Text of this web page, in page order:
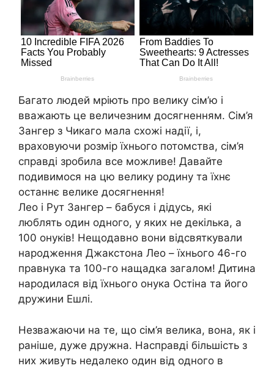
Багато людей мріють про велику сім’ю і
вважають це величезним досягненням. Сім’я
Зангер з Чикаго мала схожі надії, і,
враховуючи розмір їхнього потомства, сім’я
справді зробила все можливе! Давайте
подивимося на цю велику родину та їхнє
останнє велике досягнення!
Лео і Рут Зангер – бабуся і дідусь, які
люблять один одного, у яких не декілька, а
100 онуків! Нещодавно вони відсвяткували
народження Джакстона Лео – їхнього 46-го
правнука та 100-го нащадка загалом! Дитина
народилася від їхнього онука Остіна та його
дружини Ешлі.
Незважаючи на те, що сім’я велика, вона, як і
раніше, дуже дружна. Насправді більшість з
них живуть недалеко один від одного в